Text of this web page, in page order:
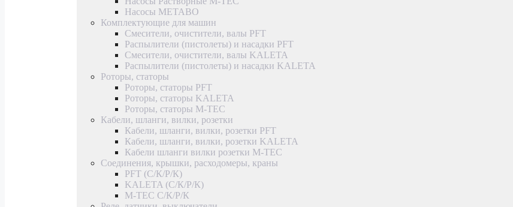
Насосы METABO
Комплектующие для машин
Смесители, очистители, валы PFT
Распылители (пистолеты) и насадки PFT
Смесители, очистители, валы KALETA
Распылители (пистолеты) и насадки KALETA
Роторы, статоры
Роторы, статоры PFT
Роторы, статоры KALETA
Роторы, статоры M-TEC
Кабели, шланги, вилки, розетки
Кабели, шланги, вилки, розетки PFT
Кабели, шланги, вилки, розетки KALETA
Кабели шланги вилки розетки M-TEC
Соединения, крышки, расходомеры, краны
PFT (С/К/Р/К)
KALETA (С/К/Р/К)
M-TEC С/К/Р/К